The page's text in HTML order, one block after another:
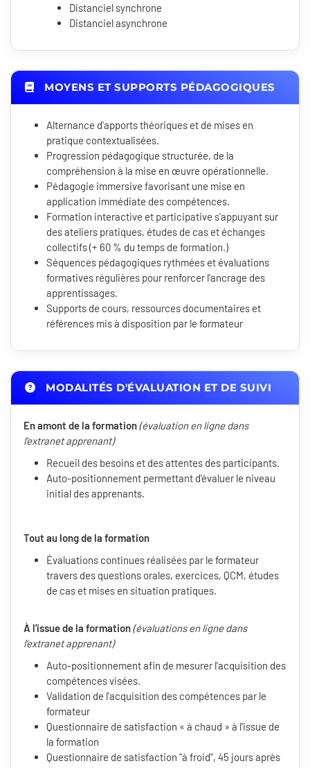
Distanciel synchrone
Distanciel asynchrone
MOYENS ET SUPPORTS PÉDAGOGIQUES
Alternance d'apports théoriques et de mises en
pratique contextualisées.
Progression pédagogique structurée, de la
compréhension à la mise en œuvre opérationnelle.
Pédagogie immersive favorisant une mise en
application immédiate des compétences.
Formation interactive et participative s'appuyant sur
des ateliers pratiques, études de cas et échanges
collectifs (+ 60 % du temps de formation.)
Séquences pédagogiques rythmées et évaluations
formatives régulières pour renforcer l'ancrage des
apprentissages.
Supports de cours, ressources documentaires et
références mis à disposition par le formateur
MODALITÉS D'ÉVALUATION ET DE SUIVI
En amont de la formation(évaluation en ligne dans
l'extranet apprenant)
Recueil des besoins et des attentes des participants.
Auto-positionnement permettant d'évaluer le niveau
initial des apprenants.
Tout au long de la formation
Évaluations continues réalisées par le formateur
travers des questions orales, exercices, QCM, études
de cas et mises en situation pratiques.
À l'issue de la formation(évaluations en ligne dans
l'extranet apprenant)
Auto-positionnement afin de mesurer l'acquisition des
compétences visées.
Validation de l'acquisition des compétences par le
formateur
Questionnaire de satisfaction « à chaud » à l'issue de
la formation
Questionnaire de satisfaction "à froid", 45 jours après